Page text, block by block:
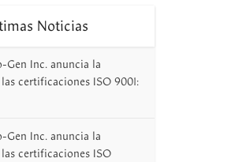
Noticias
Gen Inc. anuncia la
certificaciones ISO 9001:
Gen Inc. anuncia la
certificaciones ISO